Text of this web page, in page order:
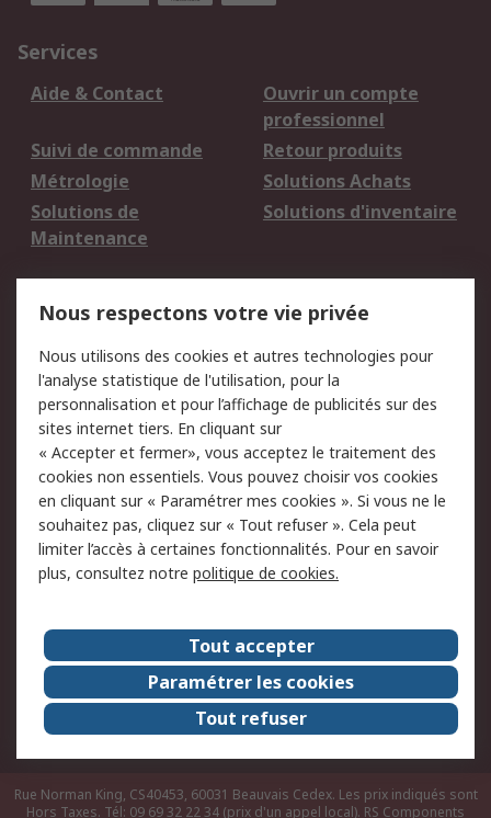
Services
Aide & Contact
Ouvrir un compte
professionnel
Suivi de commande
Retour produits
Métrologie
Solutions Achats
Solutions de
Maintenance
Solutions d'inventaire
du site
Politique de protection
des données - Mise à
jour
Sécurité des E-mails
Conditions générales
de vente
Politique anti-
corruption
Campagnes marketing
A propos de RS
A propos de RS France
Evénements
Le groupe RS Group Plc
Presse
RS dans le monde
Démarche RSE
Nous rejoindre
RS Particuliers
Rue Norman King, CS40453, 60031 Beauvais Cedex. Les prix indiqués sont
Hors Taxes. Tél: 09 69 32 22 34 (prix d'un appel local). RS Components
Nous respectons votre vie privée
Nous utilisons des cookies et autres technologies pour
l'analyse statistique de l'utilisation, pour la
personnalisation et pour l’affichage de publicités sur des
sites internet tiers. En cliquant sur
« Accepter et fermer», vous acceptez le traitement des
cookies non essentiels. Vous pouvez choisir vos cookies
en cliquant sur « Paramétrer mes cookies ». Si vous ne le
souhaitez pas, cliquez sur « Tout refuser ». Cela peut
limiter l’accès à certaines fonctionnalités. Pour en savoir
plus, consultez notre politique de cookies.
Tout accepter
Paramétrer les cookies
Tout refuser